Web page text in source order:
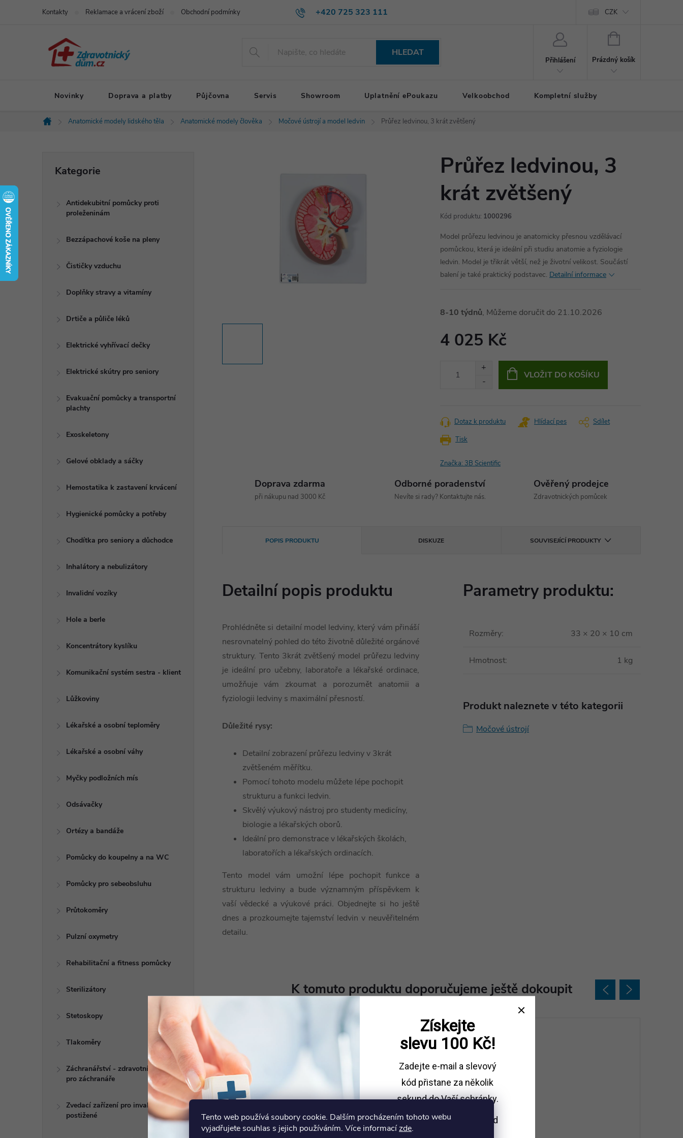
Tento web používá soubory cookie. Dalším procházením tohoto webu
vyjadřujete souhlas s jejich používáním. Více informacízde.
+420 725 323 111
Kontakty Reklamace a vrácení zboží Obchodní podmínky CZK
HLEDAT
Přihlášení
NÁKUPNÍ
Prázdný košík
Novinky Doprava a platby Půjčovna Servis Showroom Uplatnění ePoukazu Velkoobchod Kompletní služby
Domů
Anatomické modely lidského těla Anatomické modely člověka Močové ústrojí a model ledvin Průřez ledvinou, 3 krát zvětšený
kategorie
Kategorie
Antidekubitní pomůcky proti
proleženinám
Bezzápachové koše na pleny
Čističky vzduchu
Doplňky stravy a vitamíny
Drtiče a půliče léků
Elektrické vyhřívací dečky
Elektrické skútry pro seniory
Evakuační pomůcky a transportní
plachty
Exoskeletony
Gelové obklady a sáčky
Hemostatika k zastavení krvácení
Hygienické pomůcky a potřeby
Chodítka pro seniory a důchodce
Inhalátory a nebulizátory
Invalidní vozíky
Hole a berle
Koncentrátory kyslíku
Komunikační systém sestra - klient
Lůžkoviny
Lékařské a osobní teploměry
Lékařské a osobní váhy
Myčky podložních mís
Odsávačky
Ortézy a bandáže
Pomůcky do koupelny a na WC
Pomůcky pro sebeobsluhu
Průtokoměry
Pulzní oxymetry
Rehabilitační a fitness pomůcky
Sterilizátory
Stetoskopy
Tlakoměry
Záchranářství - zdravotní potřeby
pro záchranáře
Zvedací zařízení pro invalidy a
postižené
Průřez ledvinou, 3
krát zvětšený
Kód produktu: 1000296
Model průřezu ledvinou je anatomicky přesnou vzdělávací
pomůckou, která je ideální při studiu anatomie a fyziologie
ledvin. Model je třikrát větší, než je životní velikost. Součástí
balení je také praktický podstavec. Detailní informace
8-10 týdnů 21.10.2026
4 025 Kč
VLOŽIT DO KOŠÍKU
Tisk
Dotaz k produktu Hlídací pes Sdílet
Značka: 3B Scientific
Doprava zdarma
při nákupu nad 3000 Kč
Odborné poradenství
Nevíte si rady? Kontaktujte nás.
Ověřený prodejce
Zdravotnických pomůcek
POPIS PRODUKTU DISKUZE SOUVISEJÍCÍ PRODUKTY
Detailní popis produktu
Prohlédněte si detailní model ledviny, který vám přináší
nesrovnatelný pohled do této životně důležité orgánové
struktury. Tento 3krát zvětšený model průřezu ledviny
je ideální pro učebny, laboratoře a lékařské ordinace,
umožňuje vám zkoumat a porozumět anatomii a
fyziologii ledviny s maximální přesností.
Důležité rysy:
Detailní zobrazení průřezu ledviny v 3krát
zvětšeném měřítku.
Pomocí tohoto modelu můžete lépe pochopit
strukturu a funkci ledvin.
Skvělý výukový nástroj pro studenty medicíny,
biologie a lékařských oborů.
Ideální pro demonstrace v lékařských školách,
laboratořích a lékařských ordinacích.
Tento model vám umožní lépe pochopit funkce a
strukturu ledviny a bude významným příspěvkem k
vaší vědecké a výukové práci. Objednejte si ho ještě
dnes a prozkoumejte tajemství ledvin v neuvěřitelném
detailu.
Parametry produktu:
Rozměry: 33 × 20 × 10 cm
Hmotnost: 1 kg
Produkt naleznete v této kategorii
Močové ústrojí
K tomuto produktu doporučujeme ještě dokoupit
Získejte
slevu 100 Kč!
Zadejte e-mail a slevový
kód přistane za několik
sekund do Vaší schránky.
Sleva platí při nákupu
nad